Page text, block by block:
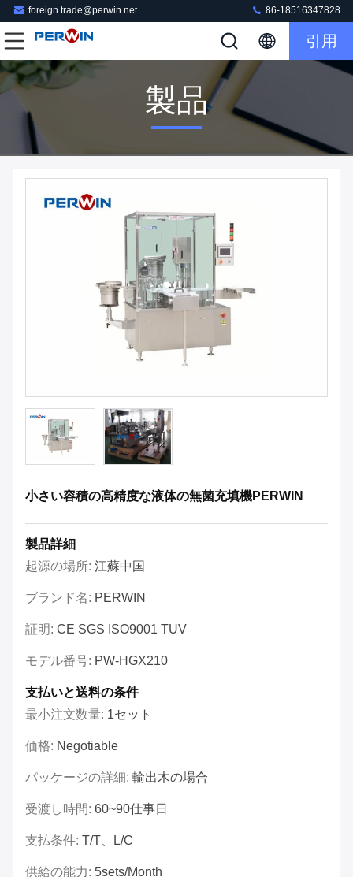
foreign.trade@perwin.net 86-18516347828
引用
製品
小さい容積の高精度な液体の無菌充填機PERWIN
製品詳細
起源の場所: 江蘇中国
ブランド名: PERWIN
証明: CE SGS ISO9001 TUV
モデル番号: PW-HGX210
支払いと送料の条件
最小注文数量: 1セット
価格: Negotiable
パッケージの詳細: 輸出木の場合
受渡し時間: 60~90仕事日
支払条件: T/T、L/C
供給の能力: 5sets/month